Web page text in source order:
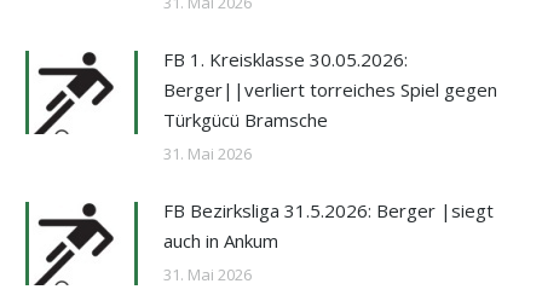
FB 1. Kreisklasse 30.05.2026:
Berger||verliert torreiches Spiel gegen
Türkgücü Bramsche
31. Mai 2026
FB Bezirksliga 31.5.2026: Berger |siegt
auch in Ankum
31. Mai 2026